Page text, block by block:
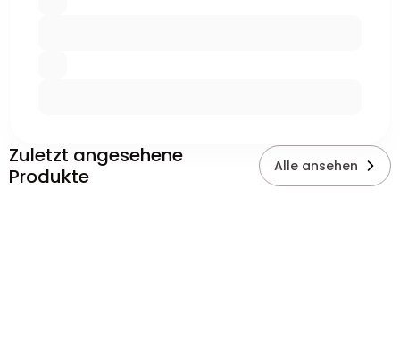
Zuletzt angesehene
Produkte
Alle ansehen